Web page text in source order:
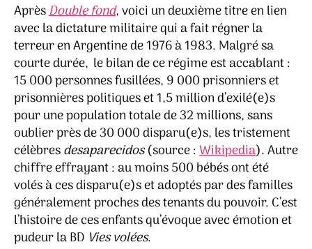
AprèsDouble fond, voici un deuxième titre en lien
avec la dictature militaire qui a fait régner la
terreur en Argentine de 1976 à 1983. Malgré sa
courte durée, le bilan de ce régime est accablant :
15 000 personnes fusillées, 9 000 prisonniers et
prisonnières politiques et 1,5 million d’exilé(e)s
pour une population totale de 32 millions, sans
oublier près de 30 000 disparu(e)s, les tristement
célèbresdesaparecidos(source :Wikipedia). Autre
chiffre effrayant : au moins 500 bébés ont été
volés à ces disparu(e)s et adoptés par des familles
généralement proches des tenants du pouvoir. C’est
l’histoire de ces enfants qu’évoque avec émotion et
pudeur la BD Vies volées.